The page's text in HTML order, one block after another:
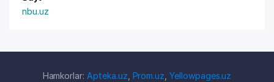
nbu.uz
Hamkorlar: Apteka.uz Prom.uz ,Yellowpages.uz